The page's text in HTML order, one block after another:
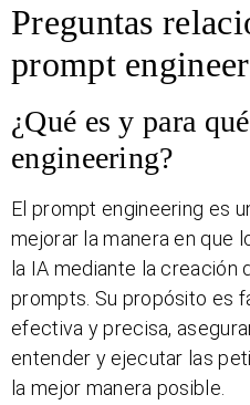
Preguntas
prompt
¿Qué es y para
engineering?
El prompt engineering es
mejorar la manera en que
la IA mediante la creación
prompts. Su propósito es
efectiva y precisa,
entender y ejecutar las
la mejor manera posible.